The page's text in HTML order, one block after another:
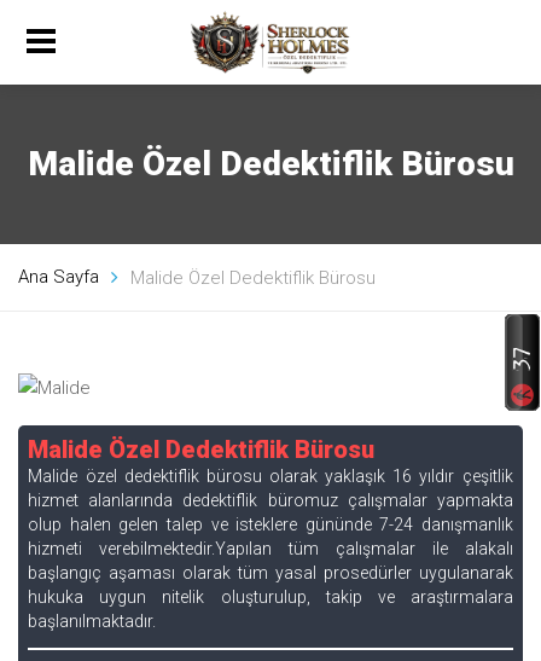
Malide Özel Dedektiflik Bürosu
Ana Sayfa Malide Özel Dedektiflik Bürosu
Malide Özel Dedektiflik Bürosu
Malide özel dedektiflik bürosu olarak yaklaşık 16 yıldır çeşitlik
hizmet alanlarında dedektiflik büromuz çalışmalar yapmakta
olup halen gelen talep ve isteklere gününde 7-24 danışmanlık
hizmeti verebilmektedir.Yapılan tüm çalışmalar ile alakalı
başlangıç aşaması olarak tüm yasal prosedürler uygulanarak
hukuka uygun nitelik oluşturulup, takip ve araştırmalara
başlanılmaktadır.